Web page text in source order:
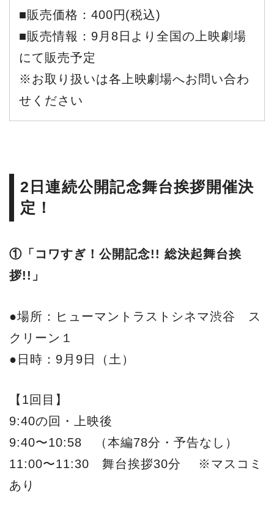
■販売価格：400円(税込)
■販売情報：9月8日より全国の上映劇場
にて販売予定
※お取り扱いは各上映劇場へお問い合わ
せください
2日連続公開記念舞台挨拶開催決
定！
①「コワすぎ！公開記念!! 総決起舞台挨
拶!!」
●場所：ヒューマントラストシネマ渋谷 ス
クリーン１
●日時：9月9日（土）
【1回目】
9:40の回・上映後
9:40〜10:58 （本編78分・予告なし）
11:00〜11:30 舞台挨拶30分 ※マスコミ
あり